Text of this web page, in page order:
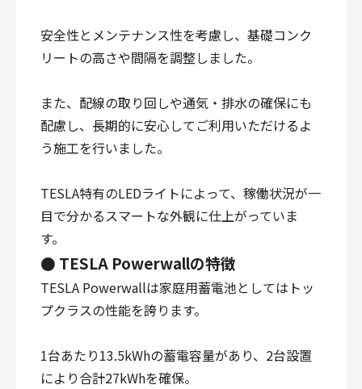
安全性とメンテナンス性を考慮し、基礎コンク
リートの高さや間隔を調整しました。
また、配線の取り回しや通気・排水の確保にも
配慮し、長期的に安心してご利用いただけるよ
う施工を行いました。
TESLA特有のLEDライトによって、稼働状況が一
目で分かるスマートな外観に仕上がっていま
す。
● TESLA Powerwallの特徴
TESLA Powerwallは家庭用蓄電池としてはトッ
プクラスの性能を誇ります。
1台あたり13.5kWhの蓄電容量があり、2台設置
により合計27kWhを確保。